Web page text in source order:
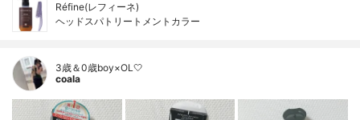
Réfine(レフィーネ)
ヘッドスパトリートメントカラー
3歳＆0歳boy×OL🤍
coala